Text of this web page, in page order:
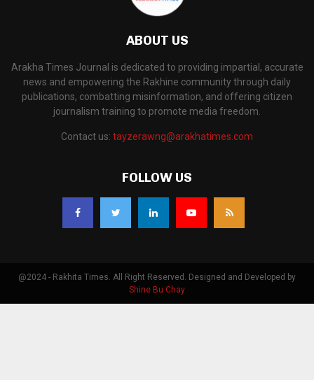
ABOUT US
Arakha Times Journal is dedicated to providing impartial, accurate
news and empowering the Rakhine community through daily
publications, combatting misinformation, and offering citizen
journalism training to promote media freedom.
Contact us: tayzerawng@arakhatimes.com
FOLLOW US
@2024 - Rakhita Times. All Right Reserved. Designed and Developed by
Shine Bu Chay